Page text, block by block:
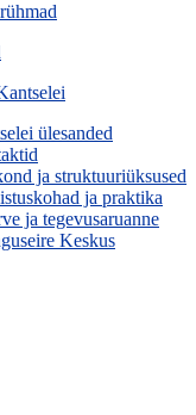
ülesanded
ja struktuuriüksused
ja praktika
ja tegevusaruanne
Keskus